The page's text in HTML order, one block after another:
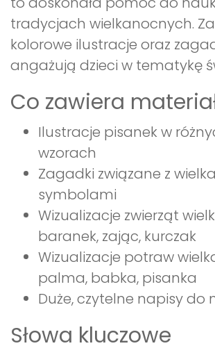
tradycjach wielkanocnych.
kolorowe ilustracje oraz
angażują dzieci w tematykę
Co zawiera
Ilustracje pisanek w
wzorach
Zagadki związane z
symbolami
Wizualizacje zwierząt
baranek, zając, kurczak
Wizualizacje potraw
palma, babka, pisanka
Duże, czytelne napisy do
Słowa kluczowe